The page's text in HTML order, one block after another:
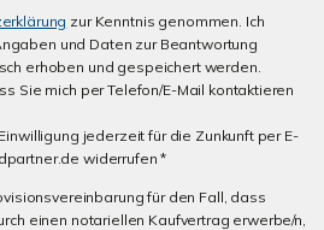
zur Kenntnis genommen. Ich
und Daten zur Beantwortung
erhoben und gespeichert werden.
Sie mich per Telefon/E-Mail kontaktieren
jederzeit für die Zunkunft per E-
widerrufen *
für den Fall, dass
einen notariellen Kaufvertrag erwerbe/n,